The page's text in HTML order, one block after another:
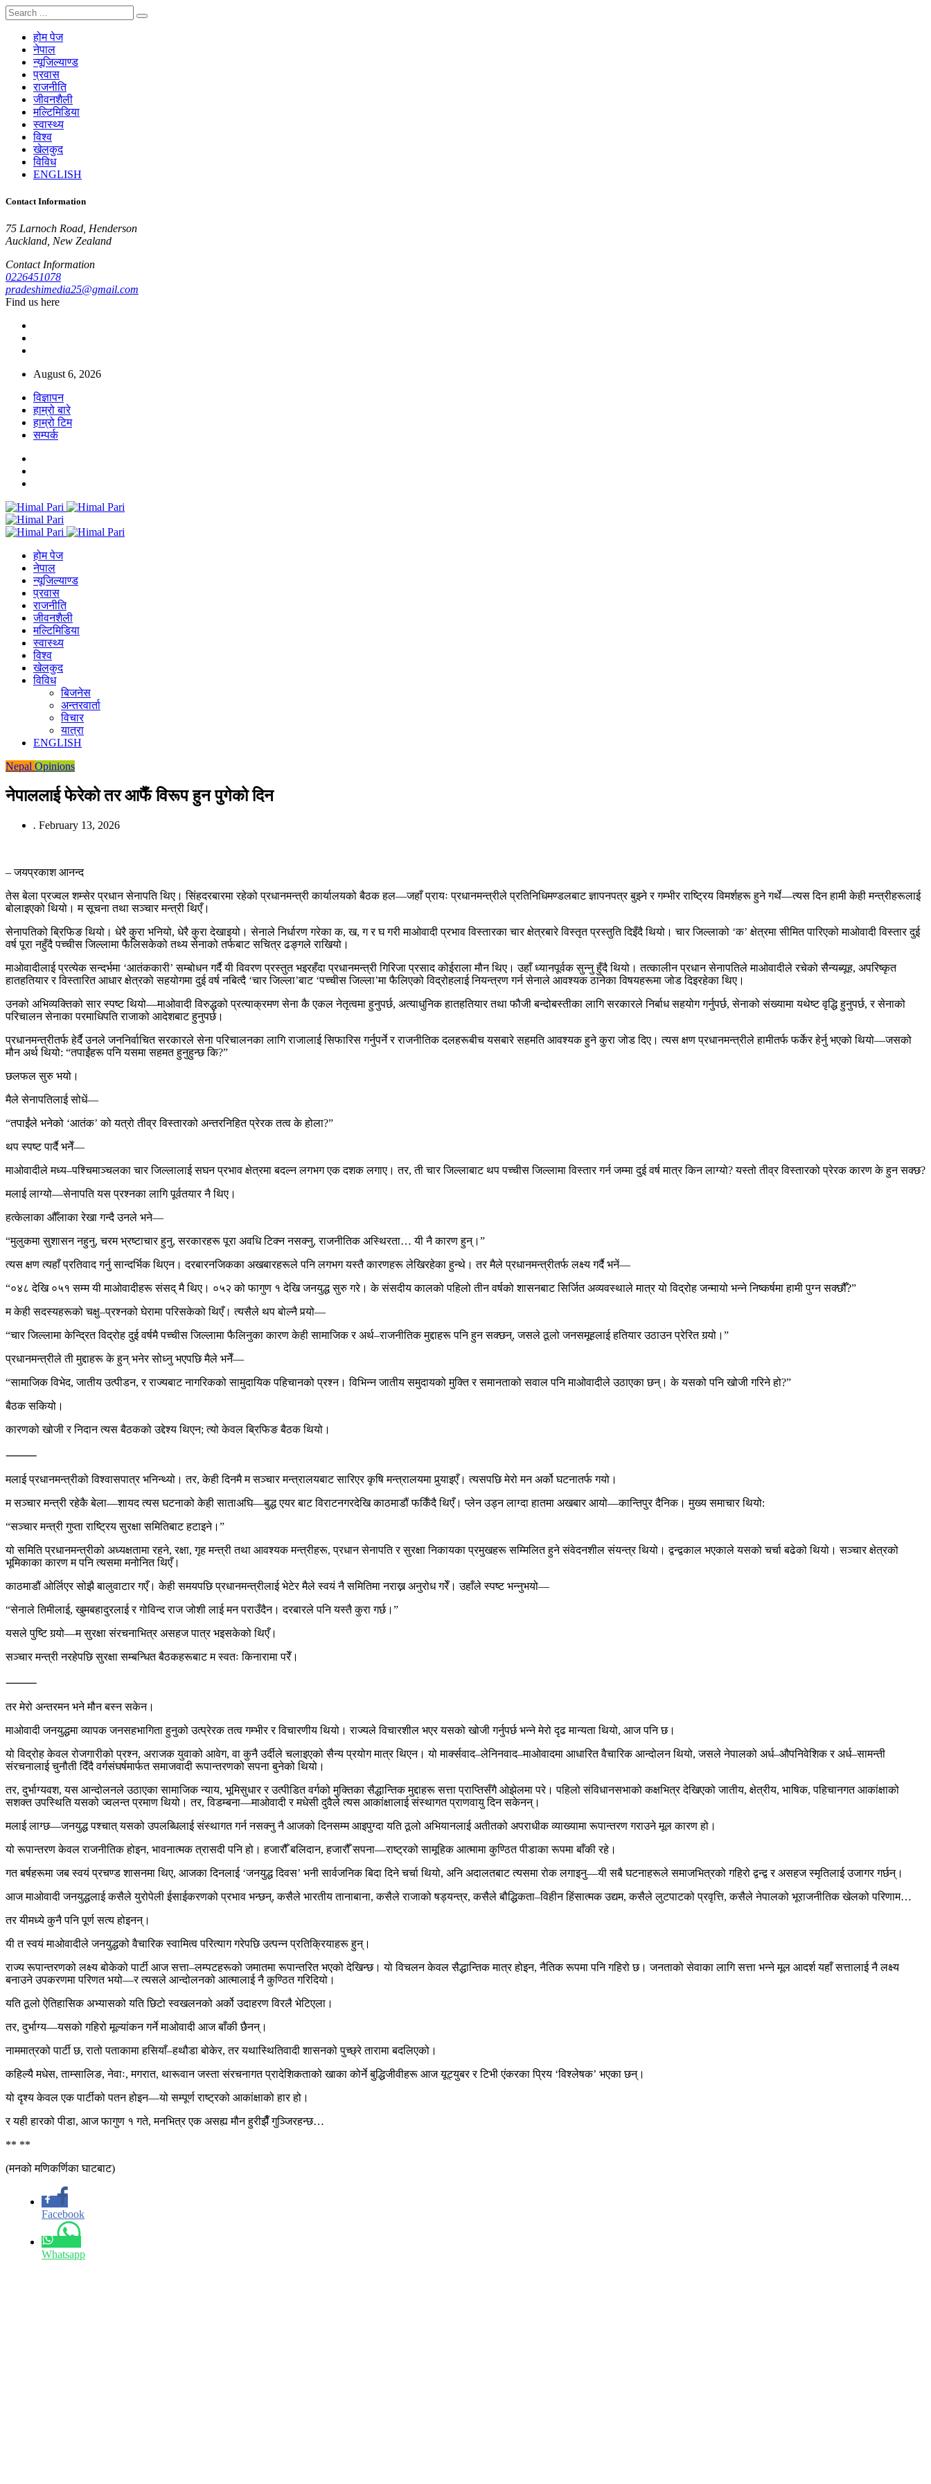
होम पेज
नेपाल
न्यूजिल्याण्ड
प्रवास
राजनीति
जीवनशैली
मल्टिमिडिया
स्वास्थ्य
विश्व
खेलकुद
विविध
ENGLISH
Contact Information
75 Larnoch Road, Henderson
Auckland, New Zealand
Contact Information
0226451078
pradeshimedia25@gmail.com
Find us here
August 6, 2026
विज्ञापन
हाम्रो बारे
हाम्रो टिम
सम्पर्क
होम पेज
नेपाल
न्यूजिल्याण्ड
प्रवास
राजनीति
जीवनशैली
मल्टिमिडिया
स्वास्थ्य
विश्व
खेलकुद
विविध
बिजनेस
अन्तरवार्ता
विचार
यात्रा
ENGLISH
Nepal Opinions
नेपाललाई फेरेको तर आफैँ विरूप हुन पुगेको दिन
. February 13, 2026
– जयप्रकाश आनन्द
तेस बेला प्रज्वल शम्सेर प्रधान सेनापति थिए। सिंहदरबारमा रहेको प्रधानमन्त्री कार्यालयको बैठक हल—जहाँ प्रायः प्रधानमन्त्रीले प्रतिनिधिमण्डलबाट ज्ञापनपत्र बुझ्ने र गम्भीर राष्ट्रिय विमर्शहरू हुने गर्थे—त्यस दिन हामी केही मन्त्रीहरूलाई
बोलाइएको थियो। म सूचना तथा सञ्चार मन्त्री थिएँ।
सेनापतिको ब्रिफिङ थियो। धेरै कुरा भनियो, धेरै कुरा देखाइयो। सेनाले निर्धारण गरेका क, ख, ग र घ गरी माओवादी प्रभाव विस्तारका चार क्षेत्रबारे विस्तृत प्रस्तुति दिइँदै थियो। चार जिल्लाको ‘क’ क्षेत्रमा सीमित पारिएको माओवादी विस्तार दुई
वर्ष पूरा नहुँदै पच्चीस जिल्लामा फैलिसकेको तथ्य सेनाको तर्फबाट सचित्र ढङ्गले राखियो।
माओवादीलाई प्रत्येक सन्दर्भमा ‘आतंककारी’ सम्बोधन गर्दै यी विवरण प्रस्तुत भइरहँदा प्रधानमन्त्री गिरिजा प्रसाद कोईराला मौन थिए। उहाँ ध्यानपूर्वक सुन्नु हुँदै थियो। तत्कालीन प्रधान सेनापतिले माओवादीले रचेको सैन्यब्यूह, अपरिष्कृत
हातहतियार र विस्तारित आधार क्षेत्रको सहयोगमा दुई वर्ष नबित्दै ‘चार जिल्ला’बाट ‘पच्चीस जिल्ला’मा फैलिएको विद्रोहलाई नियन्त्रण गर्न सेनाले आवश्यक ठानेका विषयहरूमा जोड दिइरहेका थिए।
उनको अभिव्यक्तिको सार स्पष्ट थियो—माओवादी विरुद्धको प्रत्याक्रमण सेना कै एकल नेतृत्वमा हुनुपर्छ, अत्याधुनिक हातहतियार तथा फौजी बन्दोबस्तीका लागि सरकारले निर्बाध सहयोग गर्नुपर्छ, सेनाको संख्यामा यथेष्ट वृद्धि हुनुपर्छ, र सेनाको
परिचालन सेनाका परमाधिपति राजाको आदेशबाट हुनुपर्छ।
प्रधानमन्त्रीतर्फ हेर्दै उनले जननिर्वाचित सरकारले सेना परिचालनका लागि राजालाई सिफारिस गर्नुपर्ने र राजनीतिक दलहरूबीच यसबारे सहमति आवश्यक हुने कुरा जोड दिए। त्यस क्षण प्रधानमन्त्रीले हामीतर्फ फर्केर हेर्नु भएको थियो—जसको
मौन अर्थ थियो: “तपाईंहरू पनि यसमा सहमत हुनुहुन्छ कि?”
छलफल सुरु भयो।
मैले सेनापतिलाई सोधें—
“तपाईंले भनेको ‘आतंक’ को यत्रो तीव्र विस्तारको अन्तरनिहित प्रेरक तत्व के होला?”
थप स्पष्ट पार्दै भनेँ—
माओवादीले मध्य–पश्चिमाञ्चलका चार जिल्लालाई सघन प्रभाव क्षेत्रमा बदल्न लगभग एक दशक लगाए। तर, ती चार जिल्लाबाट थप पच्चीस जिल्लामा विस्तार गर्न जम्मा दुई वर्ष मात्र किन लाग्यो? यस्तो तीव्र विस्तारको प्रेरक कारण के हुन सक्छ?
मलाई लाग्यो—सेनापति यस प्रश्नका लागि पूर्वतयार नै थिए।
हत्केलाका औँलाका रेखा गन्दै उनले भने—
“मुलुकमा सुशासन नहुनु, चरम भ्रष्टाचार हुनु, सरकारहरू पूरा अवधि टिक्न नसक्नु, राजनीतिक अस्थिरता… यी नै कारण हुन्।”
त्यस क्षण त्यहाँ प्रतिवाद गर्नु सान्दर्भिक थिएन। दरबारनजिकका अखबारहरूले पनि लगभग यस्तै कारणहरू लेखिरहेका हुन्थे। तर मैले प्रधानमन्त्रीतर्फ लक्ष्य गर्दै भनें—
“०४८ देखि ०५१ सम्म यी माओवादीहरू संसद् मै थिए। ०५२ को फागुण १ देखि जनयुद्ध सुरु गरे। के संसदीय कालको पहिलो तीन वर्षको शासनबाट सिर्जित अव्यवस्थाले मात्र यो विद्रोह जन्मायो भन्ने निष्कर्षमा हामी पुग्न सक्छौँ?”
म केही सदस्यहरूको चक्षु–प्रश्नको घेरामा परिसकेको थिएँ। त्यसैले थप बोल्नै पर्‍यो—
“चार जिल्लामा केन्द्रित विद्रोह दुई वर्षमै पच्चीस जिल्लामा फैलिनुका कारण केही सामाजिक र अर्थ–राजनीतिक मुद्दाहरू पनि हुन सक्छन्, जसले ठूलो जनसमूहलाई हतियार उठाउन प्रेरित गर्‍यो।”
प्रधानमन्त्रीले ती मुद्दाहरू के हुन् भनेर सोध्नु भएपछि मैले भनेँ—
“सामाजिक विभेद, जातीय उत्पीडन, र राज्यबाट नागरिकको सामुदायिक पहिचानको प्रश्न। विभिन्न जातीय समुदायको मुक्ति र समानताको सवाल पनि माओवादीले उठाएका छन्। के यसको पनि खोजी गरिने हो?”
बैठक सकियो।
कारणको खोजी र निदान त्यस बैठकको उद्देश्य थिएन; त्यो केवल ब्रिफिङ बैठक थियो।
⸻
मलाई प्रधानमन्त्रीको विश्वासपात्र भनिन्थ्यो। तर, केही दिनमै म सञ्चार मन्त्रालयबाट सारिएर कृषि मन्त्रालयमा पुर्‍याइएँ। त्यसपछि मेरो मन अर्को घटनातर्फ गयो।
म सञ्चार मन्त्री रहेकै बेला—शायद त्यस घटनाको केही साताअघि—बुद्ध एयर बाट विराटनगरदेखि काठमाडौं फर्किँदै थिएँ। प्लेन उड्न लाग्दा हातमा अखबार आयो—कान्तिपुर दैनिक। मुख्य समाचार थियो:
“सञ्चार मन्त्री गुप्ता राष्ट्रिय सुरक्षा समितिबाट हटाइने।”
यो समिति प्रधानमन्त्रीको अध्यक्षतामा रहने, रक्षा, गृह मन्त्री तथा आवश्यक मन्त्रीहरू, प्रधान सेनापति र सुरक्षा निकायका प्रमुखहरू सम्मिलित हुने संवेदनशील संयन्त्र थियो। द्वन्द्वकाल भएकाले यसको चर्चा बढेको थियो। सञ्चार क्षेत्रको
भूमिकाका कारण म पनि त्यसमा मनोनित थिएँ।
काठमाडौं ओर्लिएर सोझै बालुवाटार गएँ। केही समयपछि प्रधानमन्त्रीलाई भेटेर मैले स्वयं नै समितिमा नराख्न अनुरोध गरेँ। उहाँले स्पष्ट भन्नुभयो—
“सेनाले तिमीलाई, खुमबहादुरलाई र गोविन्द राज जोशी लाई मन पराउँदैन। दरबारले पनि यस्तै कुरा गर्छ।”
यसले पुष्टि गर्‍यो—म सुरक्षा संरचनाभित्र असहज पात्र भइसकेको थिएँ।
सञ्चार मन्त्री नरहेपछि सुरक्षा सम्बन्धित बैठकहरूबाट म स्वतः किनारामा परेँ।
⸻
तर मेरो अन्तरमन भने मौन बस्न सकेन।
माओवादी जनयुद्धमा व्यापक जनसहभागिता हुनुको उत्प्रेरक तत्व गम्भीर र विचारणीय थियो। राज्यले विचारशील भएर यसको खोजी गर्नुपर्छ भन्ने मेरो दृढ मान्यता थियो, आज पनि छ।
यो विद्रोह केवल रोजगारीको प्रश्न, अराजक युवाको आवेग, वा कुनै उर्दीले चलाइएको सैन्य प्रयोग मात्र थिएन। यो मार्क्सवाद–लेनिनवाद–माओवादमा आधारित वैचारिक आन्दोलन थियो, जसले नेपालको अर्ध–औपनिवेशिक र अर्ध–सामन्ती
संरचनालाई चुनौती दिँदै वर्गसंघर्षमार्फत समाजवादी रूपान्तरणको सपना बुनेको थियो।
तर, दुर्भाग्यवश, यस आन्दोलनले उठाएका सामाजिक न्याय, भूमिसुधार र उत्पीडित वर्गको मुक्तिका सैद्धान्तिक मुद्दाहरू सत्ता प्राप्तिसँगै ओझेलमा परे। पहिलो संविधानसभाको कक्षभित्र देखिएको जातीय, क्षेत्रीय, भाषिक, पहिचानगत आकांक्षाको
सशक्त उपस्थिति यसको ज्वलन्त प्रमाण थियो। तर, विडम्बना—माओवादी र मधेसी दुवैले त्यस आकांक्षालाई संस्थागत प्राणवायु दिन सकेनन्।
मलाई लाग्छ—जनयुद्ध पश्चात् यसको उपलब्धिलाई संस्थागत गर्न नसक्नु नै आजको दिनसम्म आइपुग्दा यति ठूलो अभियानलाई अतीतको अपराधीक व्याख्यामा रूपान्तरण गराउने मूल कारण हो।
यो रूपान्तरण केवल राजनीतिक होइन, भावनात्मक त्रासदी पनि हो। हजारौँ बलिदान, हजारौँ सपना—राष्ट्रको सामूहिक आत्मामा कुण्ठित पीडाका रूपमा बाँकी रहे।
गत बर्षहरूमा जब स्वयं प्रचण्ड शासनमा थिए, आजका दिनलाई ‘जनयुद्ध दिवस’ भनी सार्वजनिक बिदा दिने चर्चा थियो, अनि अदालतबाट त्यसमा रोक लगाइनु—यी सबै घटनाहरूले समाजभित्रको गहिरो द्वन्द्व र असहज स्मृतिलाई उजागर गर्छन्।
आज माओवादी जनयुद्धलाई कसैले युरोपेली ईसाईकरणको प्रभाव भन्छन्, कसैले भारतीय तानाबाना, कसैले राजाको षड्यन्त्र, कसैले बौद्धिकता–विहीन हिंसात्मक उद्यम, कसैले लुटपाटको प्रवृत्ति, कसैले नेपालको भूराजनीतिक खेलको परिणाम…
तर यीमध्ये कुनै पनि पूर्ण सत्य होइनन्।
यी त स्वयं माओवादीले जनयुद्धको वैचारिक स्वामित्व परित्याग गरेपछि उत्पन्न प्रतिक्रियाहरू हुन्।
राज्य रूपान्तरणको लक्ष्य बोकेको पार्टी आज सत्ता–लम्पटहरूको जमातमा रूपान्तरित भएको देखिन्छ। यो विचलन केवल सैद्धान्तिक मात्र होइन, नैतिक रूपमा पनि गहिरो छ। जनताको सेवाका लागि सत्ता भन्ने मूल आदर्श यहाँ सत्तालाई नै लक्ष्य
बनाउने उपकरणमा परिणत भयो—र त्यसले आन्दोलनको आत्मालाई नै कुण्ठित गरिदियो।
यति ठूलो ऐतिहासिक अभ्यासको यति छिटो स्वखलनको अर्को उदाहरण विरलै भेटिएला।
तर, दुर्भाग्य—यसको गहिरो मूल्यांकन गर्ने माओवादी आज बाँकी छैनन्।
नाममात्रको पार्टी छ, रातो पताकामा हसियाँ–हथौडा बोकेर, तर यथास्थितिवादी शासनको पुच्छ्रे तारामा बदलिएको।
कहिल्यै मधेस, ताम्सालिङ, नेवाः, मगरात, थारूवान जस्ता संरचनागत प्रादेशिकताको खाका कोर्ने बुद्धिजीवीहरू आज यूट्युबर र टिभी एंकरका प्रिय ‘विश्लेषक’ भएका छन्।
यो दृश्य केवल एक पार्टीको पतन होइन—यो सम्पूर्ण राष्ट्रको आकांक्षाको हार हो।
र यही हारको पीडा, आज फागुण १ गते, मनभित्र एक असह्य मौन हुरीझैँ गुञ्जिरहन्छ…
** **
(मनको मणिकर्णिका घाटबाट)
Facebook
Whatsapp